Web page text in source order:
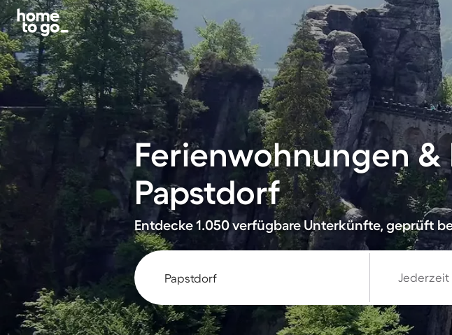
Ferienwohnungen &
Papstdorf
Entdecke 1.050 verfügbare Unterkünfte, geprüft
Jederzeit